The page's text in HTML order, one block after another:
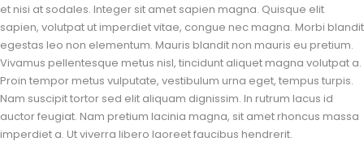
et nisi at sodales. Integer sit amet sapien magna. Quisque elit
sapien, volutpat ut imperdiet vitae, congue nec magna. Morbi blandit
egestas leo non elementum. Mauris blandit non mauris eu pretium.
Vivamus pellentesque metus nisl, tincidunt aliquet magna volutpat a.
Proin tempor metus vulputate, vestibulum urna eget, tempus turpis.
Nam suscipit tortor sed elit aliquam dignissim. In rutrum lacus id
auctor feugiat. Nam pretium lacinia magna, sit amet rhoncus massa
imperdiet a. Ut viverra libero laoreet faucibus hendrerit.